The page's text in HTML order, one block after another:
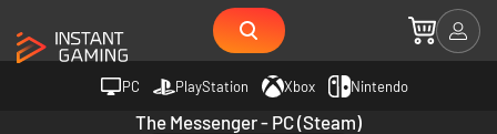
PC PlayStation Xbox Nintendo
The Messenger - PC (Steam)